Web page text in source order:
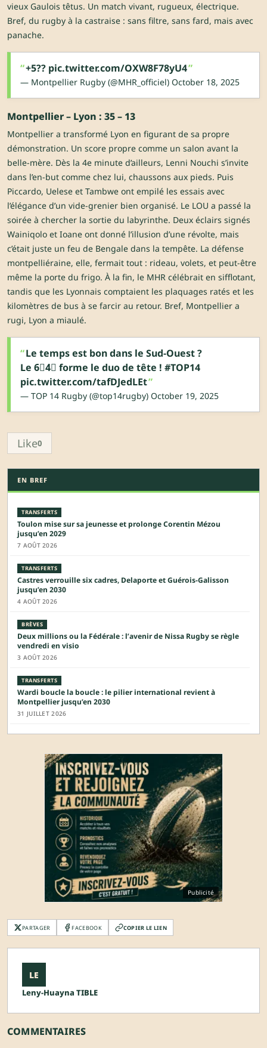
vieux Gaulois têtus. Un match vivant, rugueux, électrique.
Bref, du rugby à la castraise : sans filtre, sans fard, mais avec
panache.
+5?? pic.twitter.com/OXW8F78yU4
— Montpellier Rugby (@MHR_officiel) October 18, 2025
Montpellier – Lyon : 35 – 13
Montpellier a transformé Lyon en figurant de sa propre
démonstration. Un score propre comme un salon avant la
belle-mère. Dès la 4e minute d’ailleurs, Lenni Nouchi s’invite
dans l’en-but comme chez lui, chaussons aux pieds. Puis
Piccardo, Uelese et Tambwe ont empilé les essais avec
l’élégance d’un vide-grenier bien organisé. Le LOU a passé la
soirée à chercher la sortie du labyrinthe. Deux éclairs signés
Wainiqolo et Ioane ont donné l’illusion d’une révolte, mais
c’était juste un feu de Bengale dans la tempête. La défense
montpelliéraine, elle, fermait tout : rideau, volets, et peut-être
même la porte du frigo. À la fin, le MHR célébrait en sifflotant,
tandis que les Lyonnais comptaient les plaquages ratés et les
kilomètres de bus à se farcir au retour. Bref, Montpellier a
rugi, Lyon a miaulé.
Le temps est bon dans le Sud-Ouest ?
Le 6⃣4⃣ forme le duo de tête ! #TOP14
pic.twitter.com/tafDJedLEt
— TOP 14 Rugby (@top14rugby) October 19, 2025
Like0
EN BREF
TRANSFERTS
Toulon mise sur sa jeunesse et prolonge Corentin Mézou
jusqu’en 2029
7 AOÛT 2026
TRANSFERTS
Castres verrouille six cadres, Delaporte et Guérois-Galisson
jusqu’en 2030
4 AOÛT 2026
BRÈVES
Deux millions ou la Fédérale : l’avenir de Nissa Rugby se règle
vendredi en visio
3 AOÛT 2026
TRANSFERTS
Wardi boucle la boucle : le pilier international revient à
Montpellier jusqu’en 2030
31 JUILLET 2026
Publicité
PARTAGER FACEBOOK COPIER LE LIEN
LE
Leny-Huayna TIBLE
COMMENTAIRES